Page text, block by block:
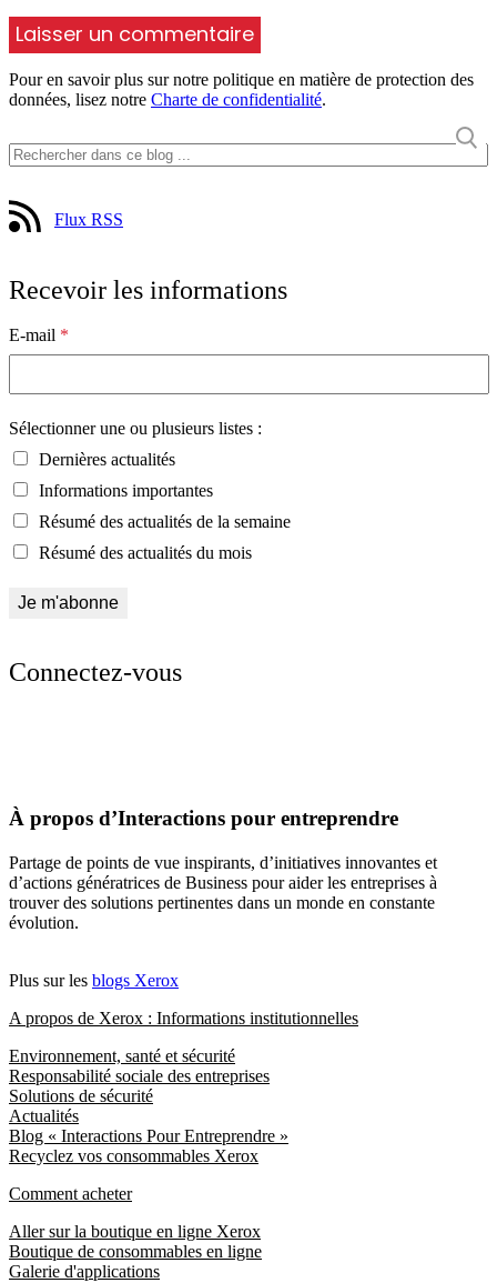
Pour en savoir plus sur notre politique en matière de protection des
données, lisez notre Charte de confidentialité.
Flux RSS
Recevoir les informations
E-mail *
Sélectionner une ou plusieurs listes :
Dernières actualités
Informations importantes
Résumé des actualités de la semaine
Résumé des actualités du mois
Connectez-vous
À propos d’Interactions pour entreprendre
Partage de points de vue inspirants, d’initiatives innovantes et
d’actions génératrices de Business pour aider les entreprises à
trouver des solutions pertinentes dans un monde en constante
évolution.
Plus sur les blogs Xerox
A propos de Xerox : Informations institutionnelles
Environnement, santé et sécurité
Responsabilité sociale des entreprises
Solutions de sécurité
Actualités
Blog « Interactions Pour Entreprendre »
Recyclez vos consommables Xerox
Comment acheter
Aller sur la boutique en ligne Xerox
Boutique de consommables en ligne
Galerie d'applications